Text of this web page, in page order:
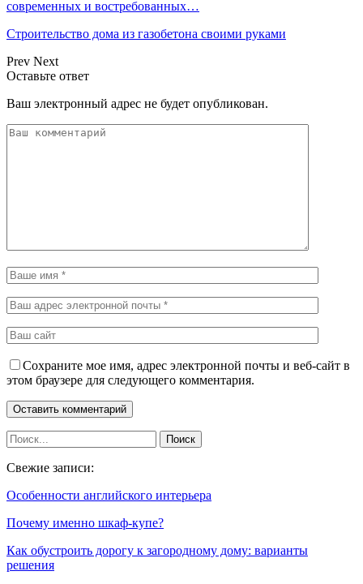
современных и востребованных…
Строительство дома из газобетона своими руками
Prev Next
Оставьте ответ
Ваш электронный адрес не будет опубликован.
Сохраните мое имя, адрес электронной почты и веб-сайт в
этом браузере для следующего комментария.
Свежие записи:
Особенности английского интерьера
Почему именно шкаф-купе?
Как обустроить дорогу к загородному дому: варианты
решения